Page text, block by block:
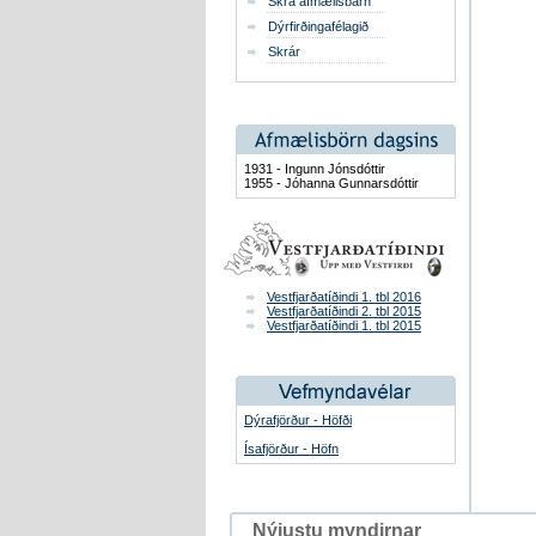
Dýrfirðingafélagið
Skrár
1931 - Ingunn Jónsdóttir
1955 - Jóhanna Gunnarsdóttir
Vestfjarðatíðindi 1. tbl 2016
Vestfjarðatíðindi 2. tbl 2015
Vestfjarðatíðindi 1. tbl 2015
Dýrafjörður - Höfði
Ísafjörður - Höfn
Nýjustu myndirnar